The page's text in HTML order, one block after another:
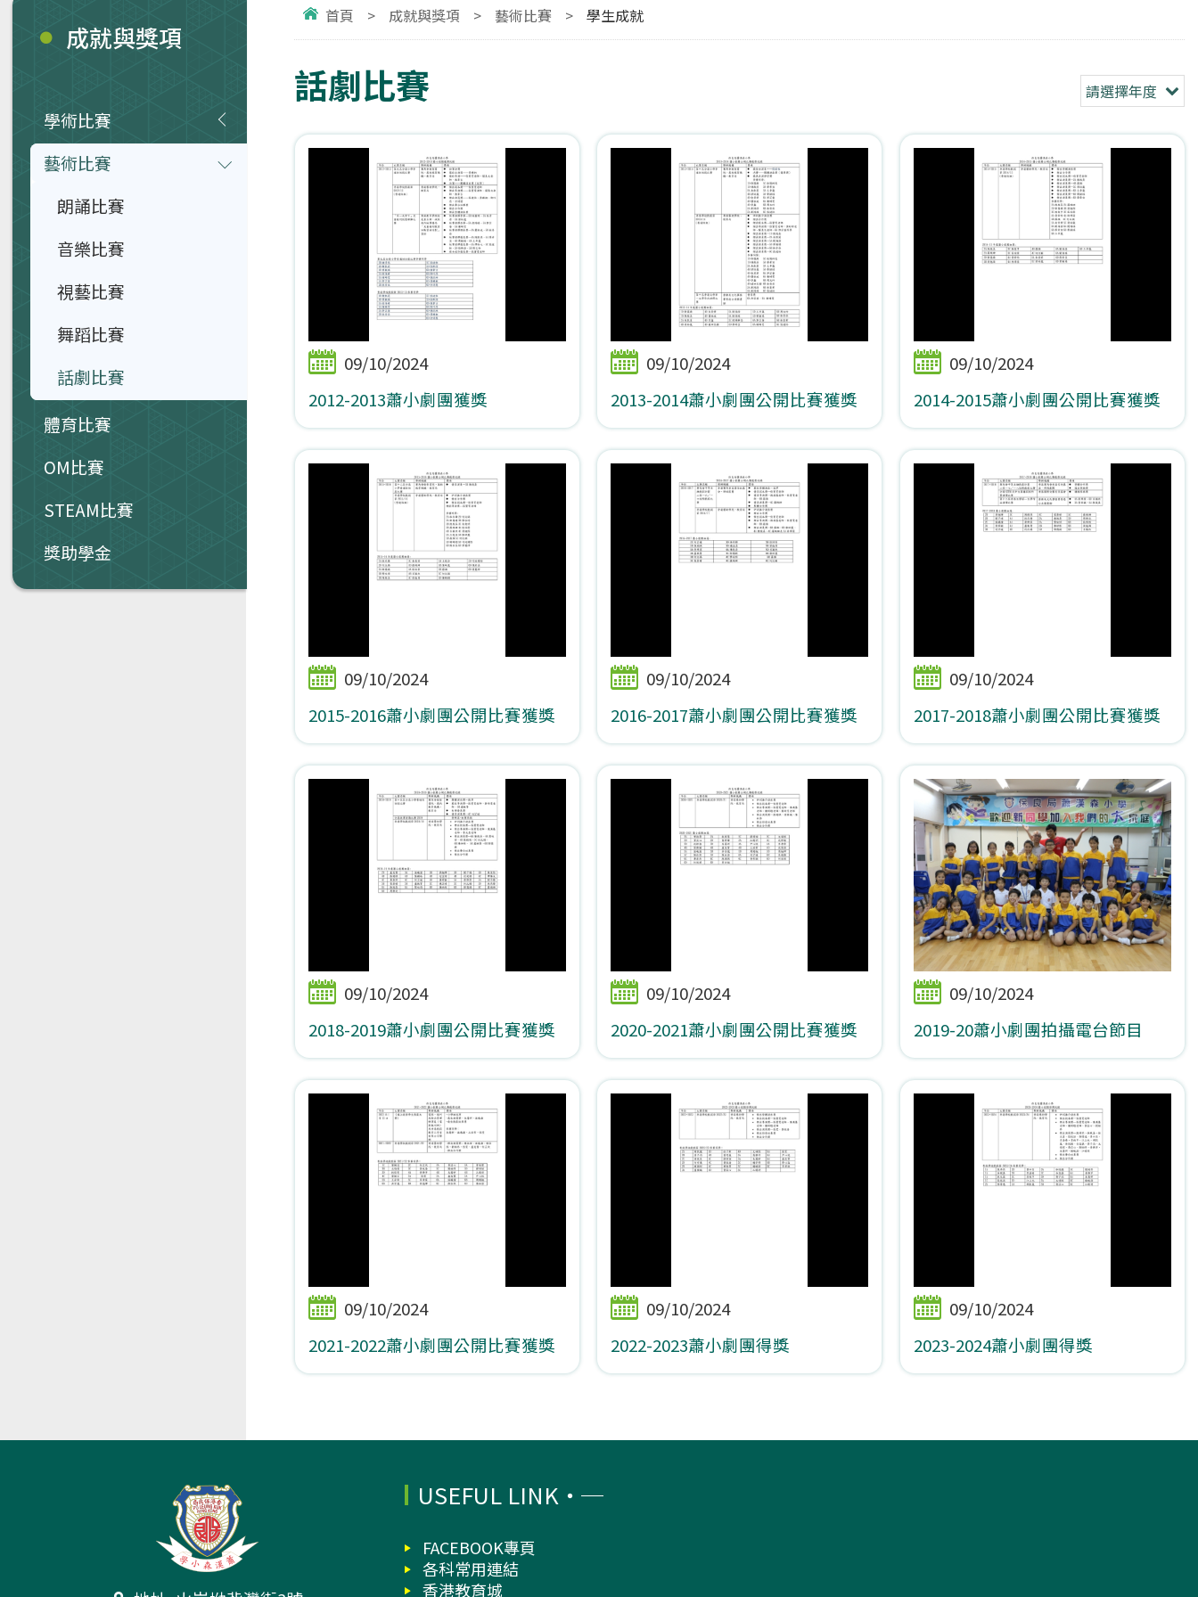
首頁 > 成就與獎項 > 藝術比賽 > 學生成就
話劇比賽 請選擇年度
09/10/2024
2012-2013蕭小劇團獲獎
09/10/2024
2013-2014蕭小劇團公開比賽獲獎
09/10/2024
2014-2015蕭小劇團公開比賽獲獎
09/10/2024
2015-2016蕭小劇團公開比賽獲獎
09/10/2024
2016-2017蕭小劇團公開比賽獲獎
09/10/2024
2017-2018蕭小劇團公開比賽獲獎
09/10/2024
2018-2019蕭小劇團公開比賽獲獎
09/10/2024
2020-2021蕭小劇團公開比賽獲獎
09/10/2024
2019-20蕭小劇團拍攝電台節目
09/10/2024
2021-2022蕭小劇團公開比賽獲獎
09/10/2024
2022-2023蕭小劇團得獎
09/10/2024
2023-2024蕭小劇團得獎
成就與獎項
學術比賽
藝術比賽
朗誦比賽
音樂比賽
視藝比賽
舞蹈比賽
話劇比賽
體育比賽
OM比賽
STEAM比賽
獎助學金
USEFUL LINK
FACEBOOK專頁
各科常用連結
香港教育城